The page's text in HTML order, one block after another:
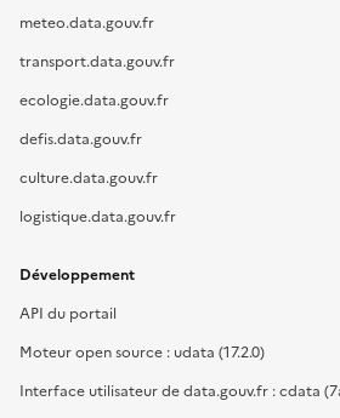
meteo.data.gouv.fr
transport.data.gouv.fr
ecologie.data.gouv.fr
defis.data.gouv.fr
culture.data.gouv.fr
logistique.data.gouv.fr
Développement
API du portail
Moteur open source : udata (17.2.0)
Interface utilisateur de data.gouv.fr : cdata